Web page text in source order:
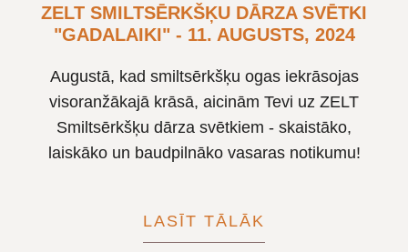
ZELT SMILTSĒRKŠĶU DĀRZA SVĒTKI
"GADALAIKI" - 11. AUGUSTS, 2024
Augustā, kad smiltsērkšķu ogas iekrāsojas
visoranžākajā krāsā, aicinām Tevi uz ZELT
Smiltsērkšķu dārza svētkiem - skaistāko,
laiskāko un baudpilnāko vasaras notikumu!
LASĪT TĀLĀK